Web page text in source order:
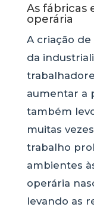
As fábricas
operária
A criação
da
aumentar a
também
muitas
trabalho
ambientes
operária
levando as